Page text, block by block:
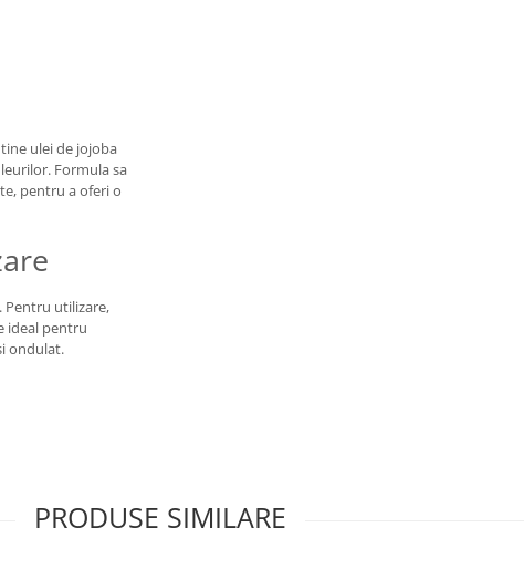
ulei de jojoba
Formula sa
pentru a oferi o
Pentru utilizare,
ideal pentru
ondulat.
PRODUSE SIMILARE